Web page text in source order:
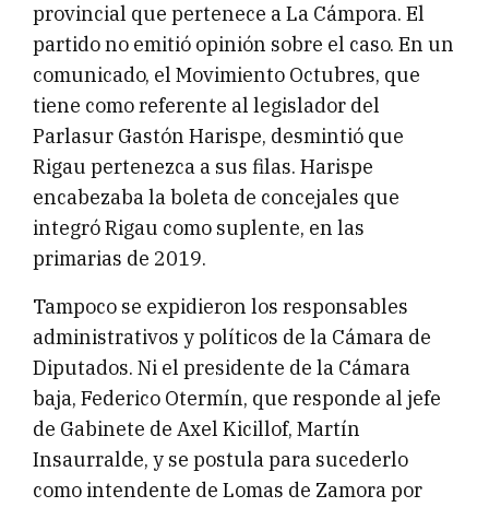
provincial que pertenece a La Cámpora. El
partido no emitió opinión sobre el caso. En un
comunicado, el Movimiento Octubres, que
tiene como referente al legislador del
Parlasur Gastón Harispe, desmintió que
Rigau pertenezca a sus filas. Harispe
encabezaba la boleta de concejales que
integró Rigau como suplente, en las
primarias de 2019.
Tampoco se expidieron los responsables
administrativos y políticos de la Cámara de
Diputados. Ni el presidente de la Cámara
baja, Federico Otermín, que responde al jefe
de Gabinete de Axel Kicillof, Martín
Insaurralde, y se postula para sucederlo
como intendente de Lomas de Zamora por